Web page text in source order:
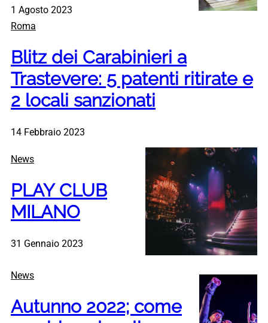
1 Agosto 2023
Roma
Blitz dei Carabinieri a
Trastevere: 5 patenti ritirate e
2 locali sanzionati
14 Febbraio 2023
News
PLAY CLUB
MILANO
31 Gennaio 2023
News
Autunno 2022; come